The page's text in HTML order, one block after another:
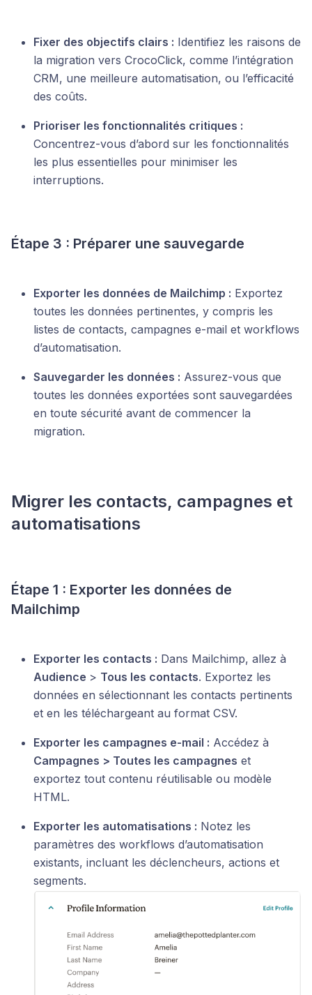
Fixer des objectifs clairs : Identifiez les raisons de
la migration vers CrocoClick, comme l’intégration
CRM, une meilleure automatisation, ou l’efficacité
des coûts.
Prioriser les fonctionnalités critiques :
Concentrez-vous d’abord sur les fonctionnalités
les plus essentielles pour minimiser les
interruptions.
Étape 3 : Préparer une sauvegarde
Exporter les données de Mailchimp : Exportez
toutes les données pertinentes, y compris les
listes de contacts, campagnes e-mail et workflows
d’automatisation.
Sauvegarder les données : Assurez-vous que
toutes les données exportées sont sauvegardées
en toute sécurité avant de commencer la
migration.
Migrer les contacts, campagnes et
automatisations
Étape 1 : Exporter les données de
Mailchimp
Exporter les contacts : Dans Mailchimp, allez à
Audience > Tous les contacts. Exportez les
données en sélectionnant les contacts pertinents
et en les téléchargeant au format CSV.
Exporter les campagnes e-mail : Accédez à
Campagnes > Toutes les campagnes et
exportez tout contenu réutilisable ou modèle
HTML.
Exporter les automatisations : Notez les
paramètres des workflows d’automatisation
existants, incluant les déclencheurs, actions et
segments.